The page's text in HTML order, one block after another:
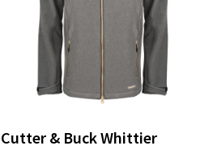
Cutter & Buck Whittier